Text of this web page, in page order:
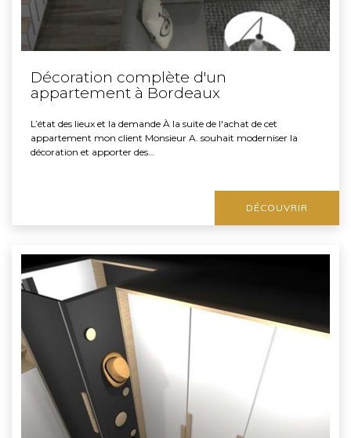
Décoration complète d'un
appartement à Bordeaux
L’état des lieux et la demande À la suite de l'achat de cet
appartement mon client Monsieur A. souhait moderniser la
décoration et apporter des…
DÉCOUVRIR